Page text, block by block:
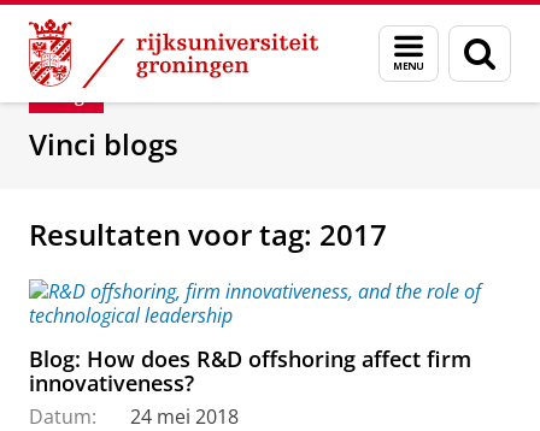
Skip
Content
Skip
Navigation
Menu
en
zoeken
Department of Innovation Management &
Blog
Vinci blogs
Resultaten voor tag: 2017
Blog: How does R&D offshoring affect firm
innovativeness?
Datum:
24 mei 2018